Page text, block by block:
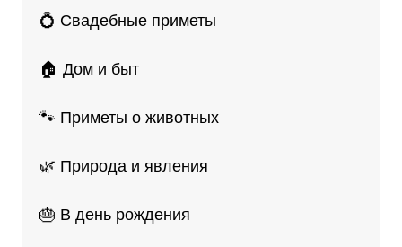
💍 Свадебные приметы
🏠 Дом и быт
🐾 Приметы о животных
🌿 Природа и явления
🎂 В день рождения